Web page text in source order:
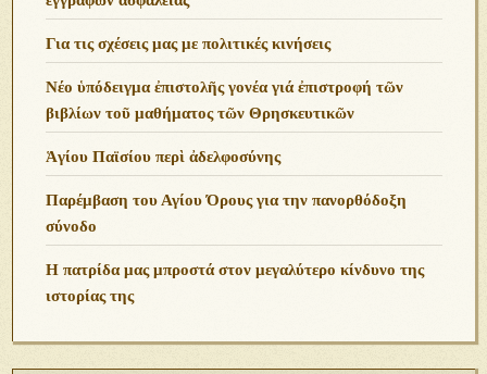
Για τις σχέσεις μας με πολιτικές κινήσεις
Νέο ὑπόδειγμα ἐπιστολῆς γονέα γιά ἐπιστροφή τῶν
βιβλίων τοῦ μαθήματος τῶν Θρησκευτικῶν
Ἁγίου Παϊσίου περὶ ἀδελφοσύνης
Παρέμβαση του Αγίου Όρους για την πανορθόδοξη
σύνοδο
Η πατρίδα μας μπροστά στον μεγαλύτερο κίνδυνο της
ιστορίας της